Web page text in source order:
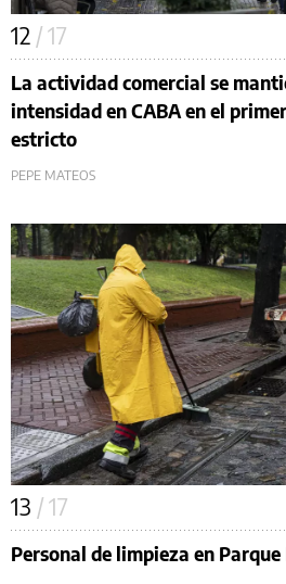
12 / 17
La actividad comercial se
intensidad en CABA en el
estricto
PEPE MATEOS
13 / 17
Personal de limpieza en Parque